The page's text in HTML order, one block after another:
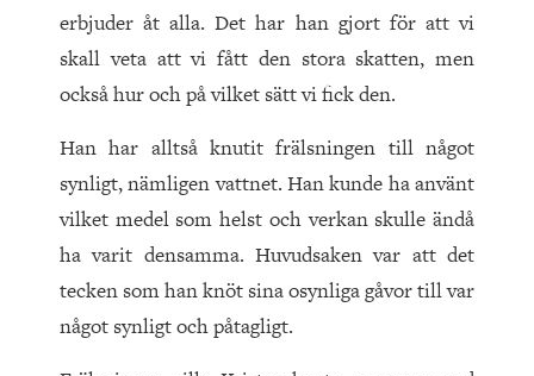
erbjuder åt alla. Det har han gjort för att vi
skall veta att vi fått den stora skatten, men
också hur och på vilket sätt vi fick den.
Han har alltså knutit frälsningen till något
synligt, nämligen vattnet. Han kunde ha använt
vilket medel som helst och verkan skulle ändå
ha varit densamma. Huvudsaken var att det
tecken som han knöt sina osynliga gåvor till var
något synligt och påtagligt.